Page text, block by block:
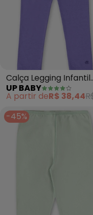
Calça Legging Infantil
Cotton (Roxo)
UP BABY
A partir deR$ 38,44
-45%